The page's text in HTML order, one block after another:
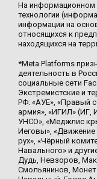
На информационном
технологии
информации на
относящихся к
находящихся на
*Meta Platforms
деятельность в
социальные сети
Экстремистские и
РФ: «АУЕ», «Правый
армия», «ИГИЛ» (ИГ,
УНСО», «Меджлис
Иеговы», «Движение
рух», «Чёрный
Навального» и
Дудь, Невзоров,
Смольянинов,